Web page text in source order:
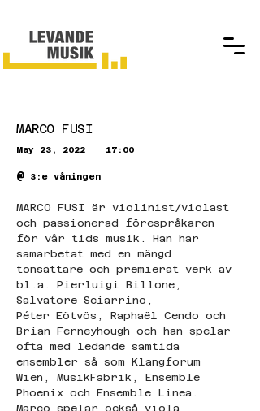
MARCO FUSI
May 23, 2022 17:00
@ 3:e våningen
MARCO FUSI är violinist/violast
och passionerad förespråkaren
för vår tids musik. Han har
samarbetat med en mängd
tonsättare och premierat verk av
bl.a. Pierluigi Billone,
Salvatore Sciarrino,
Péter Eötvös, Raphaël Cendo och
Brian Ferneyhough och han spelar
ofta med ledande samtida
ensembler så som Klangforum
Wien, MusikFabrik, Ensemble
Phoenix och Ensemble Linea.
Marco spelar också viola